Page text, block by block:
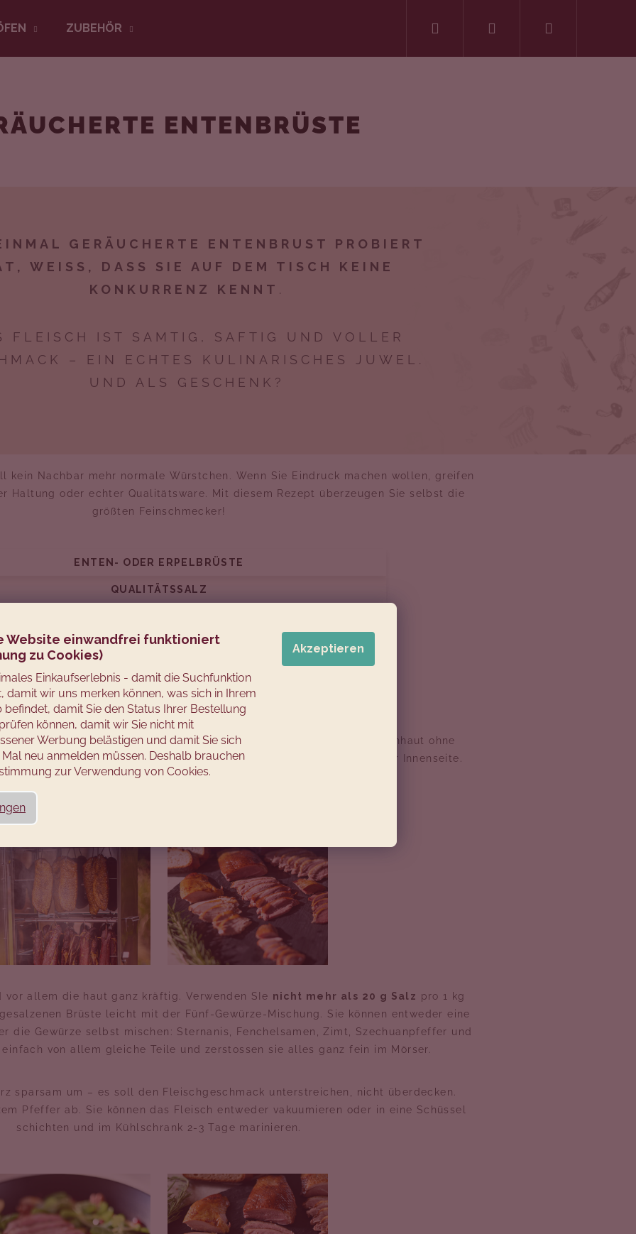
Website einwandfrei funktioniert
zu Cookies)
Einkaufserlebnis - damit die Suchfunktion
damit wir uns merken können, was sich in Ihrem
befindet, damit Sie den Status Ihrer Bestellung
können, damit wir Sie nicht mit
Werbung belästigen und damit Sie sich
neu anmelden müssen. Deshalb brauchen
zur Verwendung von Cookies.
Akzeptieren
ZUBEHÖR
ENTENBRÜSTE
GERÄUCHERTE ENTENBRUST PROBIERT
WEISS, DASS SIE AUF DEM TISCH KEINE K
ONKURRENZ KENNT
.
FLEISCH IST SAMTIG, SAFTIG UND VOLLER
– EIN ECHTES KULINARISCHES JUWEL.
UND ALS GESCHENK?
kein Nachbar mehr normale Würstchen. Wenn Sie Eindruck machen wollen, greifen
Haltung oder echter Qualitätsware. Mit diesem Rezept überzeugen Sie selbst die
größten Feinschmecker!
ENTEN- ODER ERPELBRÜSTE
QUALITÄTSSALZ
FRISCH GEMAHLENER PFEFFER
ZUBEREITUNG
von restlichen Federn. Im Gegensatz zu Hühnerhaut kann die Entenhaut ohne
– also gut putzen. Entfernen SIe auch Sehnen und Häutchen auf der Innenseite.
vor allem die haut ganz kräftig. Verwenden SIe nicht mehr als 20 g Salz pro 1 kg
Brüste leicht mit der Fünf-Gewürze-Mischung. Sie können entweder eine
die Gewürze selbst mischen: Sternanis, Fenchelsamen, Zimt, Szechuanpfeffer und
einfach von allem gleiche Teile und zerstossen sie alles ganz fein im Mörser.
sparsam um – es soll den Fleischgeschmack unterstreichen, nicht überdecken.
Pfeffer ab. Sie können das Fleisch entweder vakuumieren oder in eine Schüssel
schichten und im Kühlschrank 2-3 Tage marinieren.
SUCHEN